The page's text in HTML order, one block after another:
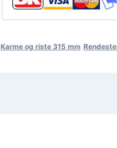
Karme og riste 315 mm